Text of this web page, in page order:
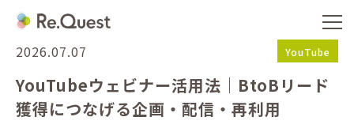
2026.07.07 YouTube
YouTubeウェビナー活用法｜BtoBリード
獲得につなげる企画・配信・再利用